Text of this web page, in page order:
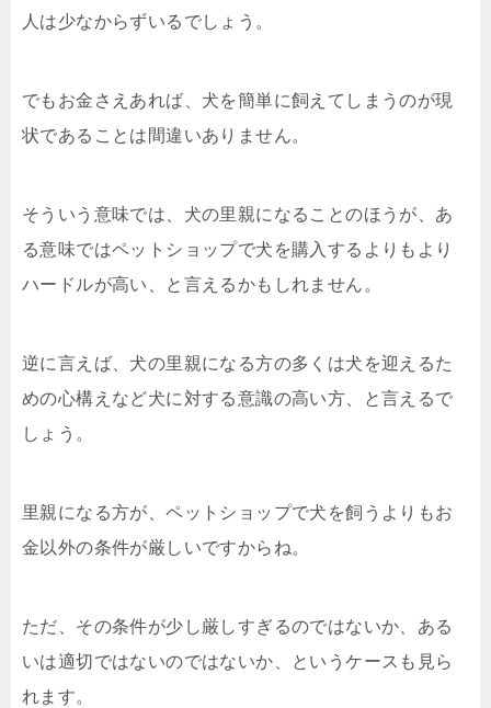
人は少なからずいるでしょう。
でもお金さえあれば、犬を簡単に飼えてしまうのが現
状であることは間違いありません。
そういう意味では、犬の里親になることのほうが、あ
る意味ではペットショップで犬を購入するよりもより
ハードルが高い、と言えるかもしれません。
逆に言えば、犬の里親になる方の多くは犬を迎えるた
めの心構えなど犬に対する意識の高い方、と言えるで
しょう。
里親になる方が、ペットショップで犬を飼うよりもお
金以外の条件が厳しいですからね。
ただ、その条件が少し厳しすぎるのではないか、ある
いは適切ではないのではないか、というケースも見ら
れます。